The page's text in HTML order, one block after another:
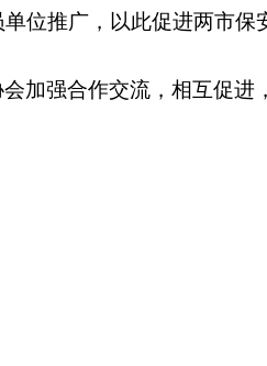
位推广，以此促进两市保
加强合作交流，相互促进